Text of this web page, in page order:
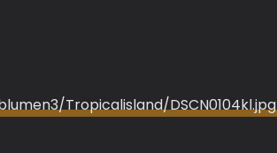
Tropicalisland/DSCN0104kl.jpg